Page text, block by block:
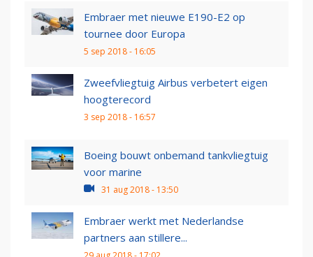
Embraer met nieuwe E190-E2 op
tournee door Europa
5 sep 2018 - 16:05
Zweefvliegtuig Airbus verbetert eigen
hoogterecord
3 sep 2018 - 16:57
Boeing bouwt onbemand tankvliegtuig
voor marine
31 aug 2018 - 13:50
Embraer werkt met Nederlandse
partners aan stillere...